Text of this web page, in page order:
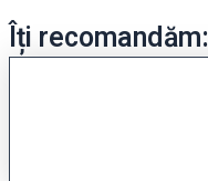
Îți recomandăm: